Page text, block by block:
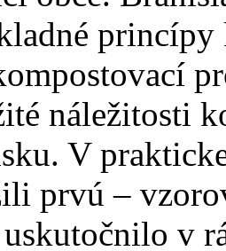
princípy
náležitosti
V
prvú –
v